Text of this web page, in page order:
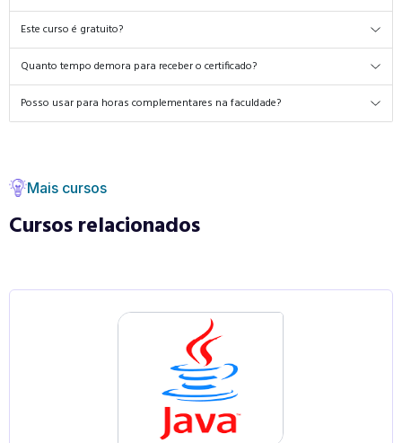
Este curso é gratuito?
Quanto tempo demora para receber o certificado?
Posso usar para horas complementares na faculdade?
Mais cursos
Cursos relacionados